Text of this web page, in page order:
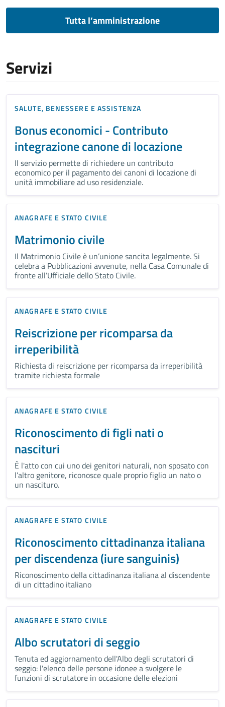
Tutta l’amministrazione
Servizi
SALUTE, BENESSERE E ASSISTENZA
Bonus economici - Contributo
integrazione canone di locazione
Il servizio permette di richiedere un contributo
economico per il pagamento dei canoni di locazione di
unità immobiliare ad uso residenziale.
ANAGRAFE E STATO CIVILE
Matrimonio civile
Il Matrimonio Civile è un’unione sancita legalmente. Si
celebra a Pubblicazioni avvenute, nella Casa Comunale di
fronte all’Ufficiale dello Stato Civile.
ANAGRAFE E STATO CIVILE
Reiscrizione per ricomparsa da
irreperibilità
Richiesta di reiscrizione per ricomparsa da irreperibilità
tramite richiesta formale
ANAGRAFE E STATO CIVILE
Riconoscimento di figli nati o
nascituri
È l'atto con cui uno dei genitori naturali, non sposato con
l’altro genitore, riconosce quale proprio figlio un nato o
un nascituro.
ANAGRAFE E STATO CIVILE
Riconoscimento cittadinanza italiana
per discendenza (iure sanguinis)
Riconoscimento della cittadinanza italiana al discendente
di un cittadino italiano
ANAGRAFE E STATO CIVILE
Albo scrutatori di seggio
Tenuta ed aggiornamento dell'Albo degli scrutatori di
seggio: l'elenco delle persone idonee a svolgere le
funzioni di scrutatore in occasione delle elezioni